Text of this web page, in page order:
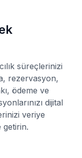
süreçlerinizi
rezervasyon,
ödeme ve
dijital
veriye
getirin.